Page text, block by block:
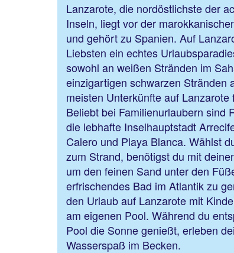
Lanzarote, die nordöstlichste der
Inseln, liegt vor der
und gehört zu Spanien. Auf
Liebsten ein echtes
sowohl an weißen Stränden im
einzigartigen schwarzen Stränden
meisten Unterkünfte auf
Beliebt bei Familienurlaubern sind
die lebhafte Inselhauptstadt
Calero und Playa Blanca. Wählst
zum Strand, benötigst du mit
um den feinen Sand unter den
erfrischendes Bad im Atlantik zu
den Urlaub auf Lanzarote mit
am eigenen Pool. Während du
Pool die Sonne genießt, erleben
Wasserspaß im Becken.